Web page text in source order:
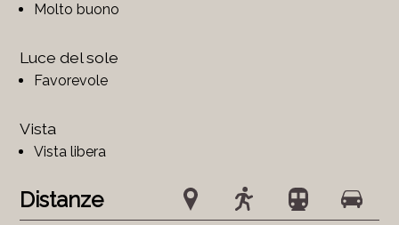
Molto buono
Luce del sole
Favorevole
Vista
Vista libera
Distanze